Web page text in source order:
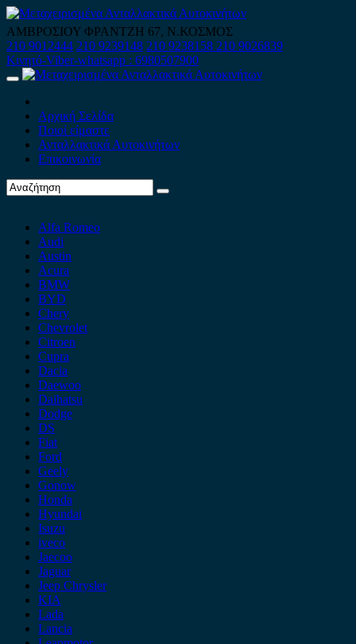
Skip
to
content
ΑΜΒΡΟΣΙΟΥ ΦΡΑΝΤΖΗ 67, Ν.ΚΟΣΜΟΣ
210 9012444 210 9239148 210 9238158 210 9026839
Κινητό-Viber-whatsapp : 6980507900
Primary
Αρχική Σελίδα
Ποιοί είμαστε
Ανταλλακτικά Αυτοκινήτων
Επικοινωνία
Alfa Romeo
Audi
Austin
Acura
BMW
BYD
Chery
Chevrolet
Citroen
Cupra
Dacia
Daewoo
Daihatsu
Dodge
DS
Fiat
Ford
Geely
Gonow
Honda
Hyundai
Isuzu
iveco
Jaecoo
Jaguar
Jeep Chrysler
KIA
Lada
Lancia